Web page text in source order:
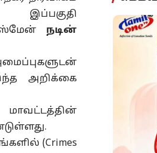
நடின்
அறிக்கை
மாவட்டத்தின்
(Crimes